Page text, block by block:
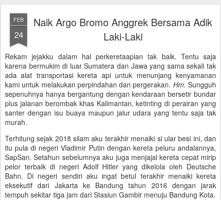
FEB
24
Naik Argo Bromo Anggrek Bersama Adik
Laki-Laki
Rekam jejakku dalam hal perkeretaapian tak baik. Tentu saja
karena bermukim di luar Sumatera dan Jawa yang sama sekali tak
ada alat transportasi kereta api untuk menunjang kenyamanan
kami untuk melakukan perpindahan dan pergerakan. Hm. Sungguh
sepenuhnya hanya bergantung dengan kendaraan bersetir bundar
plus jalanan berombak khas Kalimantan, ketinting di perairan yang
santer dengan isu buaya maupun jalur udara yang tentu saja tak
murah.
Terhitung sejak 2018 silam aku terakhir menaiki si ular besi ini, dan
itu pula di negeri Vladimir Putin dengan kereta peluru andalannya,
SapSan. Setahun sebelumnya aku juga menjajal kereta cepat mirip
pelor terbaik di negeri Adolf Hitler yang dikelola oleh Deutsche
Bahn. Di negeri sendiri aku ingat betul terakhir menaiki kereta
eksekutif dari Jakarta ke Bandung tahun 2016 dengan jarak
tempuh sekitar tiga jam dari Stasiun Gambir menuju Bandung Kota.